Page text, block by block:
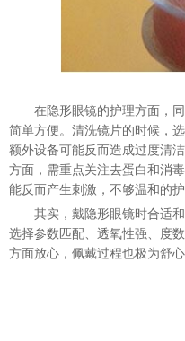
在隐形眼镜的护理方面，
简单方便。清洗镜片的时候，
额外设备可能反而造成过度清
方面，需重点关注去蛋白和消
能反而产生刺激，不够温和 的
其实，戴隐形眼镜时合适
选择参数匹配、 透氧性强、 度
方面放心，佩戴过程也极为舒心